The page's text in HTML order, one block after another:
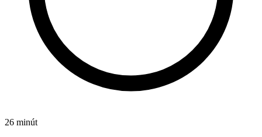
26 minút